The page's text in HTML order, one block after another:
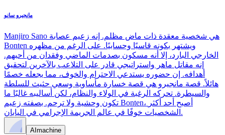
مانجيرو سانو
Manjiro Sano هي شخصية معقدة ذات ماض مظلم. إنه زعيم عصابة
Bonten ويشتهر بكونه قاسيًا وحسابيًا. على الرغم من مظهره
الخارجي البارد، إلا أنه مسكون بصدمات الماضي وفقدان من أحبهم.
إنه مقاتل ماهر واستراتيجي قادر على التلاعب بالآخرين لتحقيق
أهدافه. إن حضوره يستدعي الاحترام والخوف، مما يجعله خصمًا
هائلاً. قصة مانجيرو هي قصة خسارة مأساوية وسعي حثيث للسلطة
والسيطرة. تحركه الرغبة في الولاء والنظام، لكن أساليبه غالبًا ما
تكون وحشية ولا ترحم. بصفته زعيم Bonten، أصبح أحد أكثر
الشخصيات خوفًا في عالم الجريمة الإجرامي في اليابان.
AImachine